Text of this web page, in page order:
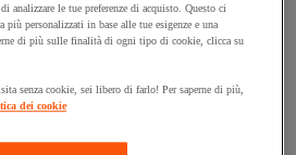
griglia
alluminio e in inox
analizzare le tue preferenze di acquisto. Questo ci
personalizzati in base alle tue esigenze e una
di più sulle finalità di ogni tipo di cookie, clicca su
senza cookie, sei libero di farlo! Per saperne di più,
dei cookie